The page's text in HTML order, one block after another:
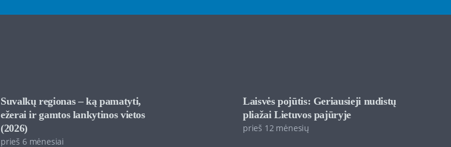
Suvalkų regionas – ką pamatyti,
ežerai ir gamtos lankytinos vietos
(2026)
prieš 6 mėnesiai
Laisvės pojūtis: Geriausieji nudistų
pliažai Lietuvos pajūryje
prieš 12 mėnesių